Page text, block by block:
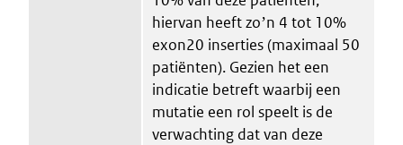
hiervan heeft zoʼn 4 tot 10%
exon20 inserties (maximaal 50
patiënten). Gezien het een
indicatie betreft waarbij een
mutatie een rol speelt is de
verwachting dat van deze